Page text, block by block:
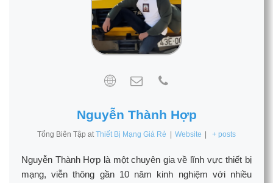
Nguyễn Thành Hợp
Tổng Biên Tập at Thiết Bị Mạng Giá Rẻ Website + posts
Nguyễn Thành Hợp là một chuyên gia về lĩnh vực thiết bị
mạng, viễn thông gần 10 năm kinh nghiệm với nhiều